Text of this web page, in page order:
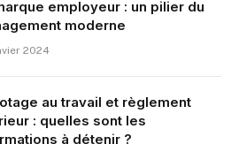
employeur : un pilier du
moderne
2024
au travail et règlement
: quelles sont les
à détenir ?